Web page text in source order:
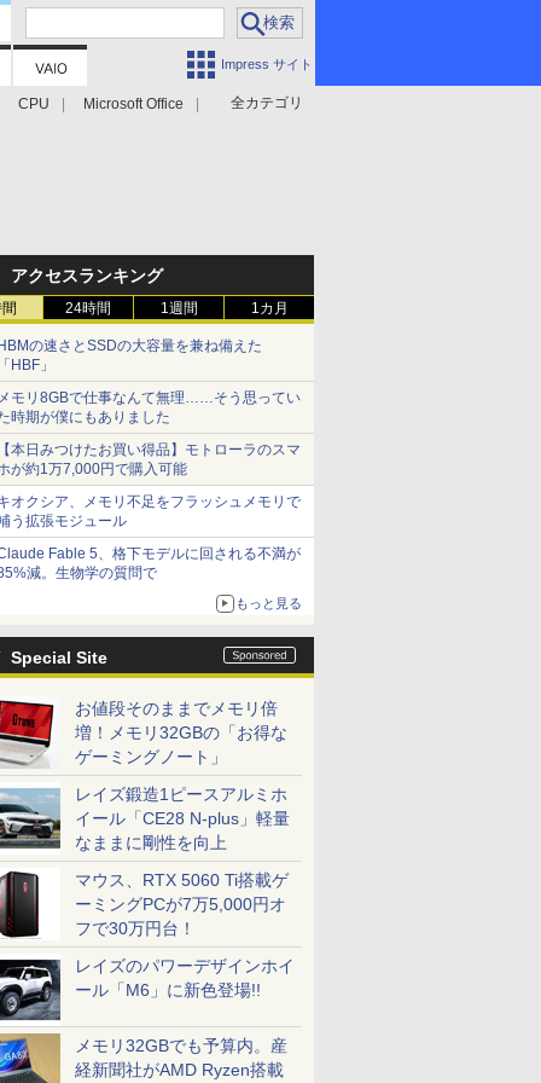
Impress サイト
全カテゴリ
CPU Microsoft Office
アクセスランキング
24時間 1週間 1カ月
の速さとSSDの大容量を兼ね備えた
HBF」
モリ8GBで仕事なんて無理……そう思ってい
時期が僕にもありました
本日みつけたお買い得品】モトローラのスマ
が約1万7,000円で購入可能
オクシア、メモリ不足をフラッシュメモリで
う拡張モジュール
Fable 5、格下モデルに回される不満が
減。生物学の質問で
もっと見る
Special Site
お値段そのままでメモリ倍
増！メモリ32GBの「お得な
ゲーミングノート」
レイズ鍛造1ピースアルミホ
イール「CE28 N-plus」軽量
なままに剛性を向上
マウス、RTX 5060 Ti搭載ゲ
ーミングPCが7万5,000円オ
フで30万円台！
レイズのパワーデザインホイ
ール「M6」に新色登場!!
メモリ32GBでも予算内。産
経新聞社がAMD Ryzen搭載